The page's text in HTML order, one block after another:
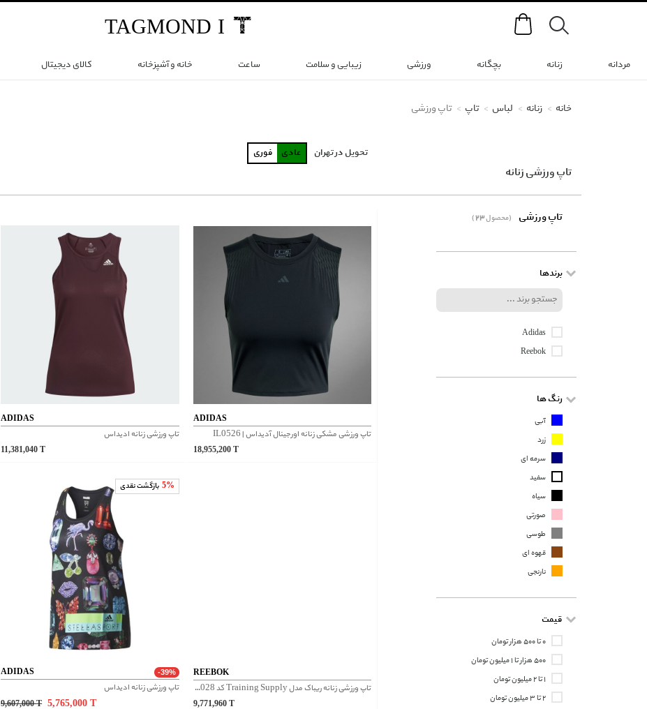
Search
TAGMOND I
مردانه زنانه بچگانه ورزشی زیبایی و سلامت ساعت خانه و آشپزخانه کالای دیجیتال
تحویل در تهران عادی فوری
خانه زنانه لباس تاپ تاپ ورزشی
تاپ ورزشی زنانه
ADIDAS
تاپ ورزشی زنانه ادیداس
11,381,040T
ADIDAS
تاپ ورزشی مشکی زنانه اورجینال آدیداس | IL0526
18,955,200 T
5% بازگشت نقدی
ADIDAS -39%
تاپ ورزشی زنانه ادیداس
9,607,000T 5,765,000T
REEBOK
تاپ ورزشی زنانه ریباک مدل Training Supply کد CV4028
9,771,960 T
(23 محصول) تاپ ورزشی
برندها
Adidas
Reebok
رنگ ها
آبی
زرد
سرمه ای
سفید
سیاه
صورتی
طوسی
قهوه ای
نارنجی
قیمت
۰ تا ۵۰۰ هزار تومان
۵۰۰ هزار تا ۱ میلیون تومان
۱ تا ۲ میلیون تومان
۲ تا ۳ میلیون تومان